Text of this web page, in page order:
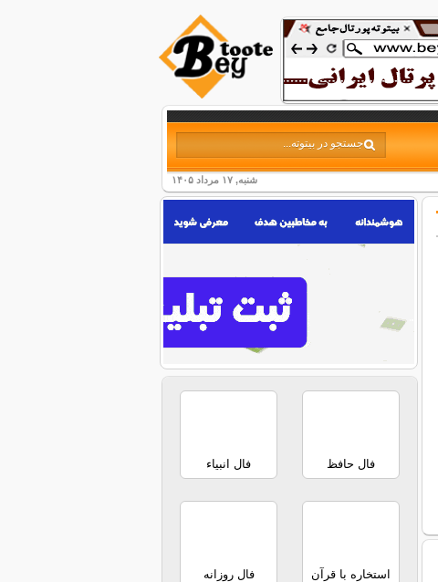
شنبه, ۱۷ مرداد ۱۴۰۵
فال حافظ فال انبیاء
استخاره با قرآن فال روزانه